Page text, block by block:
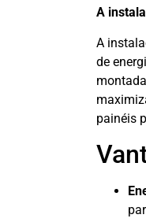
A
A
de
painéis